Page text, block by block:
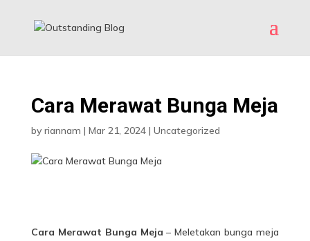
Cara Merawat Bunga Meja
by riannam | Mar 21, 2024| Uncategorized
Cara Merawat Bunga Meja – Meletakan bunga meja